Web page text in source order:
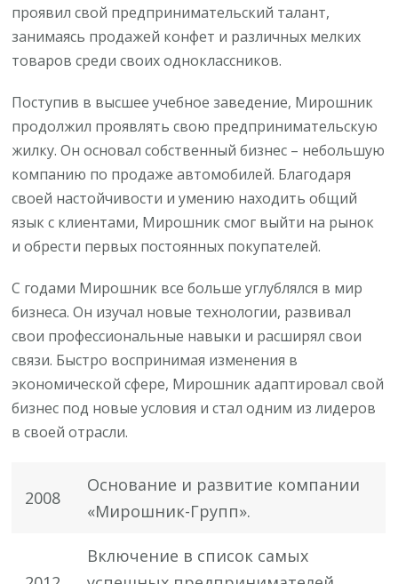
проявил свой предпринимательский талант,
занимаясь продажей конфет и различных мелких
товаров среди своих одноклассников.
Поступив в высшее учебное заведение, Мирошник
продолжил проявлять свою предпринимательскую
жилку. Он основал собственный бизнес – небольшую
компанию по продаже автомобилей. Благодаря
своей настойчивости и умению находить общий
язык с клиентами, Мирошник смог выйти на рынок
и обрести первых постоянных покупателей.
С годами Мирошник все больше углублялся в мир
бизнеса. Он изучал новые технологии, развивал
свои профессиональные навыки и расширял свои
связи. Быстро воспринимая изменения в
экономической сфере, Мирошник адаптировал свой
бизнес под новые условия и стал одним из лидеров
в своей отрасли.
2008
Основание и развитие компании
«Мирошник-Групп».
Включение в список самых